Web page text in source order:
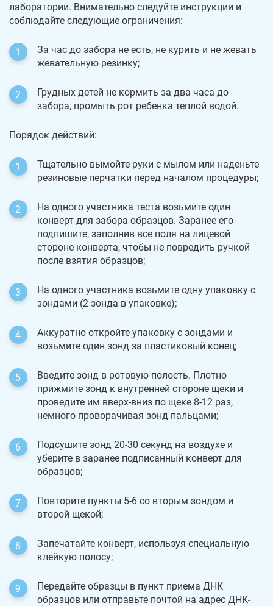
лаборатории. Внимательно следуйте инструкции и
соблюдайте следующие ограничения:
За час до забора не есть, не курить и не жевать
жевательную резинку;
Грудных детей не кормить за два часа до
забора, промыть рот ребенка теплой водой.
Порядок действий:
Тщательно вымойте руки с мылом или наденьте
резиновые перчатки перед началом процедуры;
На одного участника теста возьмите один
конверт для забора образцов. Заранее его
подпишите, заполнив все поля на лицевой
стороне конверта, чтобы не повредить ручкой
после взятия образцов;
На одного участника возьмите одну упаковку с
зондами (2 зонда в упаковке);
Аккуратно откройте упаковку с зондами и
возьмите один зонд за пластиковый конец;
Введите зонд в ротовую полость. Плотно
прижмите зонд к внутренней стороне щеки и
проведите им вверх-вниз по щеке 8-12 раз,
немного проворачивая зонд пальцами;
Подсушите зонд 20-30 секунд на воздухе и
уберите в заранее подписанный конверт для
образцов;
Повторите пункты 5-6 со вторым зондом и
второй щекой;
Запечатайте конверт, используя специальную
клейкую полосу;
Передайте образцы в пункт приема ДНК
образцов или отправьте почтой на адрес ДНК-